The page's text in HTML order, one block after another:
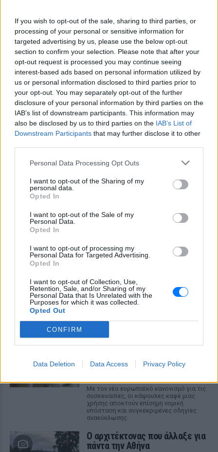
If you wish to opt-out of the sale, sharing to third parties, or
processing of your personal or sensitive information for
targeted advertising by us, please use the below opt-out
section to confirm your selection. Please note that after your
opt-out request is processed you may continue seeing
interest-based ads based on personal information utilized by
us or personal information disclosed to third parties prior to
your opt-out. You may separately opt-out of the further
disclosure of your personal information by third parties on the
IAB’s list of downstream participants. This information may
also be disclosed by us to third parties on the IAB’s List of
Downstream Participants that may further disclose it to other
Personal Data Processing Opt Outs
I want to opt-out of the Sharing of my
personal data.
Opted In
I want to opt-out of the Sale of my
Personal Data.
Opted In
I want to opt-out of processing my
Personal Data for Targeted Advertising.
Opted In
I want to opt-out of Collection, Use,
Retention, Sale, and/or Sharing of my
Personal Data that Is Unrelated with the
Purposes for which it was collected.
Opted Out
CONFIRM
Data Deletion Data Access Privacy Policy
Ακολουθήστε το E-Radio.gr και στο Instagram
ΔΙΑΦΗΜΙΣΗ
ΔΕΙΤΕ ΕΠΙΣΗΣ
ΣΤΗΝ ΙΔΙΑ ΚΑΤΗΓΟΡΙΑ
Τι αλλάζει στις κάψουλες
καφέ; Ο κανονισμός της ΕΕ που
Αυγούστου
Με τον νέο ευρωπαϊκό κανονισμό για τις
συσκευασίες, οι κάψουλες καφέ μιας
χρήσης αποκτούν επίσημη νομική
υπόσταση και συγκεκριμένες οδηγίες
ανακύκλωσης.
Ο αρχιτέκτονας που άλλαξε για
πάντα την Αθήνα